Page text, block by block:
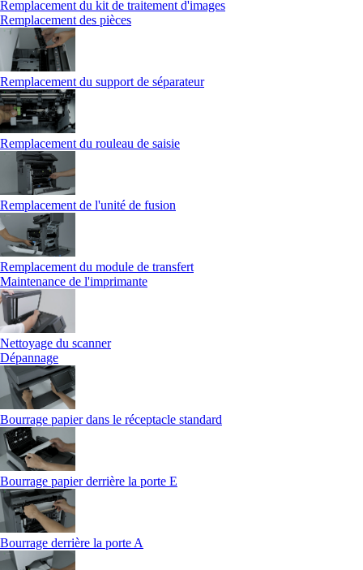
Remplacement du kit de traitement d'images
Remplacement des pièces
Remplacement du support de séparateur
Remplacement du rouleau de saisie
Remplacement de l'unité de fusion
Remplacement du module de transfert
Maintenance de l'imprimante
Nettoyage du scanner
Dépannage
Bourrage papier dans le réceptacle standard
Bourrage papier derrière la porte E
Bourrage derrière la porte A